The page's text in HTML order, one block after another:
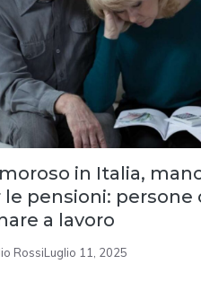
in Italia,
le pensioni: persone
a lavoro
RossiLuglio 11, 2025